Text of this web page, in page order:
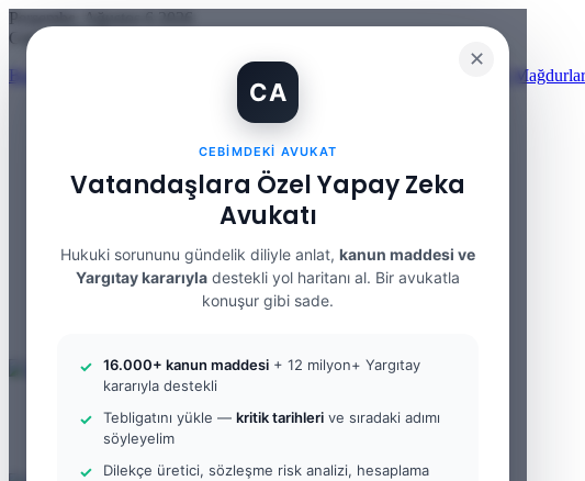
✕
CA
CEBIMDEKI AVUKAT
Vatandaşlara Özel Yapay Zeka
Avukatı
Hukuki sorununu gündelik diliyle anlat, kanun maddesi ve
Yargıtay kararıyla destekli yol haritanı al. Bir avukatla
konuşur gibi sade.
16.000+ kanun maddesi + 12 milyon+ Yargıtay
kararıyla destekli
Tebligatını yükle — kritik tarihleri ve sıradaki adımı
söyleyelim
Dilekçe üretici, sözleşme risk analizi, hesaplama
Perşembe, Ağustos 6 2026
Güncel Makale
Banka Hesabımı Dolandırıcılara Kullandırdım, Başıma Ne Gelir? IBAN
WhatsApp
Kayıt Ol
Rastgele Makale
Arama yap ...
Kayıt Ol